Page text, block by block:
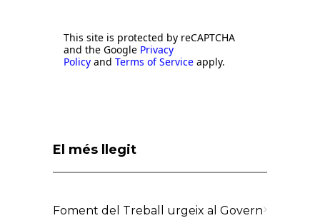
This site is protected by reCAPTCHA
and the Google Privacy
Policy and Terms of Service apply.
El més llegit
Foment del Treball urgeix al Govern